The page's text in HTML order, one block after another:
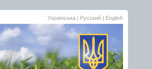
Українська | Русский | English